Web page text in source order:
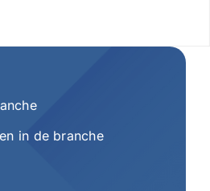
in de branche